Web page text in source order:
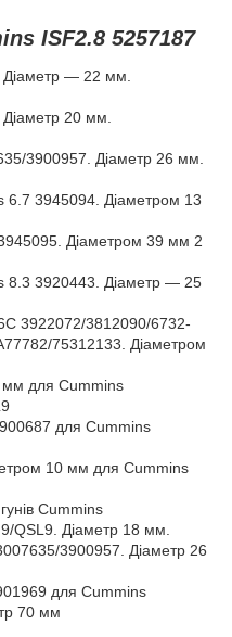
ISF2.8 5257187
Діаметр — 22 мм.
20 мм.
3900957. Діаметр 26 мм.
6.7 3945094. Діаметром 13
Діаметром 39 мм 2
8.3 3920443. Діаметр — 25
3922072/3812090/6732-
75312133. Діаметром
мм для Cummins
для Cummins
10 мм для Cummins
Cummins
QSL9. Діаметр 18 мм.
3900957. Діаметр 26
для Cummins
70 мм